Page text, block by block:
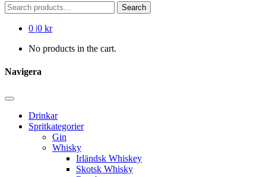
Search
for:
Search
0 |0 kr
No products in the cart.
Navigera
Drinkar
Spritkategorier
Gin
Whisky
Irländsk Whiskey
Skotsk Whisky